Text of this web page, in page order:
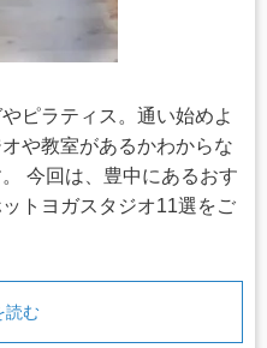
ピラティス。通い始めよ
や教室があるかわからな
今回は、豊中にあるおす
トヨガスタジオ11選をご
読む